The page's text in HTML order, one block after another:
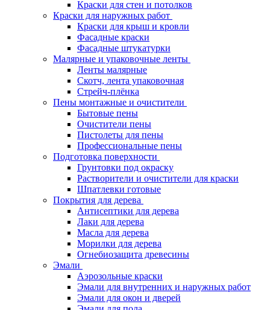
Краски для стен и потолков
Краски для наружных работ
Краски для крыш и кровли
Фасадные краски
Фасадные штукатурки
Малярные и упаковочные ленты
Ленты малярные
Скотч, лента упаковочная
Стрейч-плёнка
Пены монтажные и очистители
Бытовые пены
Очистители пены
Пистолеты для пены
Профессиональные пены
Подготовка поверхности
Грунтовки под окраску
Растворители и очистители для краски
Шпатлевки готовые
Покрытия для дерева
Антисептики для дерева
Лаки для дерева
Масла для дерева
Морилки для дерева
Огнебиозащита древесины
Эмали
Аэрозольные краски
Эмали для внутренних и наружных работ
Эмали для окон и дверей